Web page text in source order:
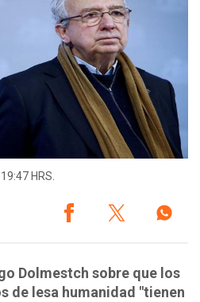
HRS.
Dolmestch sobre que los
de lesa humanidad "tienen